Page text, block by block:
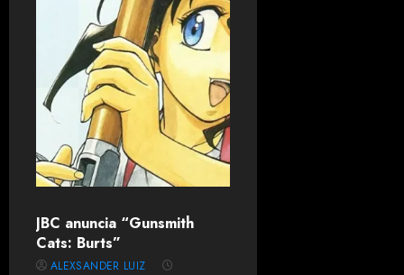
JBC anuncia “Gunsmith
Cats: Burts”
ALEXSANDER LUIZ